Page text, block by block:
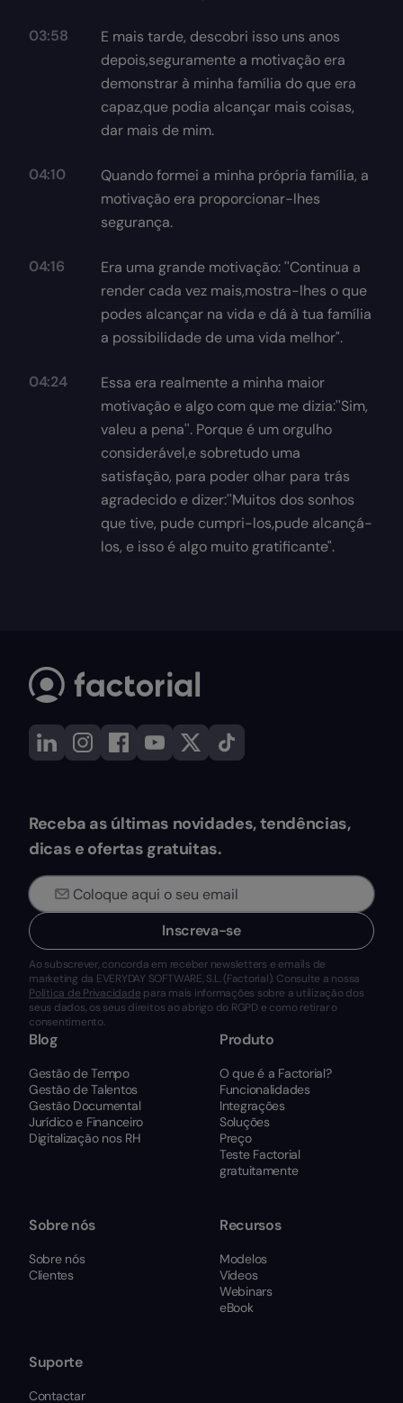
03:58
E mais tarde, descobri isso uns anos
depois,seguramente a motivação era
demonstrar à minha família do que era
capaz,que podia alcançar mais coisas,
dar mais de mim.
04:10
Quando formei a minha própria família, a
motivação era proporcionar-lhes
segurança.
04:16
Era uma grande motivação: ''Continua a
render cada vez mais,mostra-lhes o que
podes alcançar na vida e dá à tua família
a possibilidade de uma vida melhor".
04:24
Essa era realmente a minha maior
motivação e algo com que me dizia:''Sim,
valeu a pena''. Porque é um orgulho
considerável,e sobretudo uma
satisfação, para poder olhar para trás
agradecido e dizer:''Muitos dos sonhos
que tive, pude cumpri-los,pude alcançá-
los, e isso é algo muito gratificante".
Receba as últimas novidades, tendências,
dicas e ofertas gratuitas.
Inscreva-se
Ao subscrever, concorda em receber newsletters e emails de
marketing da EVERYDAY SOFTWARE, S.L. (Factorial). Consulte a nossa
Política de Privacidade para mais informações sobre a utilização dos
seus dados, os seus direitos ao abrigo do RGPD e como retirar o
consentimento.
Blog
Gestão de Tempo
Gestão de Talentos
Gestão Documental
Jurídico e Financeiro
Digitalização nos RH
Produto
O que é a Factorial?
Funcionalidades
Integrações
Soluções
Preço
Teste Factorial
gratuitamente
Sobre nós
Sobre nós
Clientes
Recursos
Modelos
Vídeos
Webinars
eBook
Suporte
Contactar